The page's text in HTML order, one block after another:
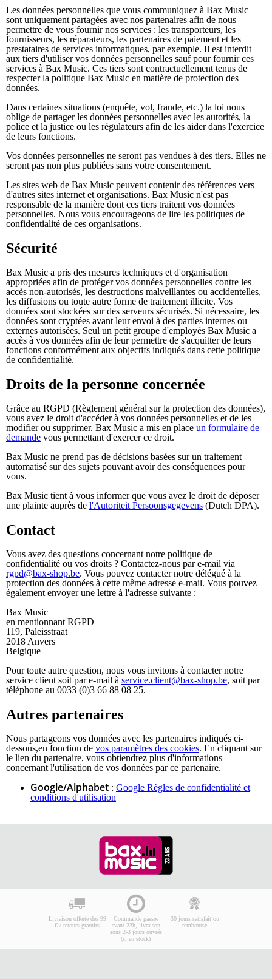
Les données personnelles que vous communiquez à Bax Music
sont uniquement partagées avec nos partenaires afin de nous
permettre de vous fournir nos services : les transporteurs, les
fournisseurs, les réparateurs, les partenaires de paiement et les
prestataires de services informatiques, par exemple. Il est interdit
aux tiers d'utiliser vos données personnelles sauf pour fournir ces
services à Bax Music. Ces tiers sont contractuellement tenus de
respecter la politique Bax Music en matière de protection des
données.
Dans certaines situations (enquête, vol, fraude, etc.) la loi nous
oblige de partager les données personnelles avec les autorités, la
police et la justice ou les régulateurs afin de les aider dans l'exercice
de leurs fonctions.
Vos données personnelles ne seront pas vendues à des tiers. Elles ne
seront pas non plus publiées sans votre consentement.
Les sites web de Bax Music peuvent contenir des références vers
d'autres sites internet et organisations. Bax Music n'est pas
responsable de la manière dont ces tiers traitent vos données
personnelles. Nous vous encourageons de lire les politiques de
confidentialité de ces organisations.
Sécurité
Bax Music a pris des mesures techniques et d'organisation
appropriées afin de protéger vos données personnelles contre les
accès non-autorisés, les destructions malveillantes ou accidentelles,
les diffusions ou toute autre forme de traitement illicite. Vos
données sont stockées sur des serveurs sécurisés. Si nécessaire, les
données sont cryptées avant leur envoi à des parties internes ou
externes autorisées. Seul un petit groupe d'employés Bax Music a
accès à vos données afin de leur permettre de s'acquitter de leurs
fonctions conformément aux objectifs indiqués dans cette politique
de confidentialité.
Droits de la personne concernée
Grâce au RGPD (Règlement général sur la protection des données),
vous avez le droit d'accéder à vos données personnelles et de les
modifier ou supprimer. Bax Music a mis en place un formulaire de
demande vous permettant d'exercer ce droit.
Bax Music ne prend pas de décisions basées sur un traitement
automatisé sur des sujets pouvant avoir des conséquences pour
vous.
Bax Music tient à vous informer que vous avez le droit de déposer
une plainte auprès de l'Autoriteit Persoonsgegevens (Dutch DPA).
Contact
Vous avez des questions concernant notre politique de
confidentialité ou vos droits ? Contactez-nous par e-mail via
rgpd@bax-shop.be. Vous pouvez contacter notre délégué à la
protection des données à cette même adresse e-mail. Vous pouvez
également envoyer une lettre à l'adresse suivante :
Bax Music
en mentionnant RGPD
119, Paleisstraat
2018 Anvers
Belgique
Pour toute autre question, nous vous invitons à contacter notre
service client soit par e-mail à service.client@bax-shop.be, soit par
téléphone au 0033 (0)3 66 88 08 25.
Autres partenaires
Nous partageons vos données avec les partenaires indiqués ci-
dessous,en fonction de vos paramètres des cookies. En cliquant sur
le lien du partenaire, vous obtiendrez plus d'informations
concernant l'utilisation de vos données par ce partenaire.
Google/Alphabet : Google Règles de confidentialité et
conditions d'utilisation
Livraison offerte dès 99
€ / retours gratuits
Commande passée
avant 23h, livraison
sous 2-3 jours ouvrés
(si en stock)
30 jours satisfait ou
remboursé